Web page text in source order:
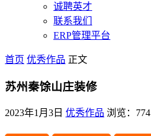
诚聘英才
联系我们
ERP管理平台
首页 优秀作品 正文
苏州秦馀山庄装修
2023年1月3日 优秀作品 浏览：774